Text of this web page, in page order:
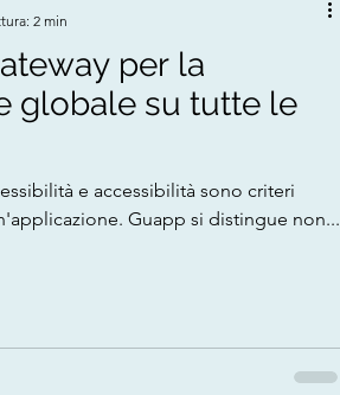
per la
globale su tutte le
e accessibilità sono criteri
Guapp si distingue non...
2 min